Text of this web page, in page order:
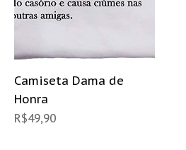
Camiseta Dama de
Honra
R$49,90